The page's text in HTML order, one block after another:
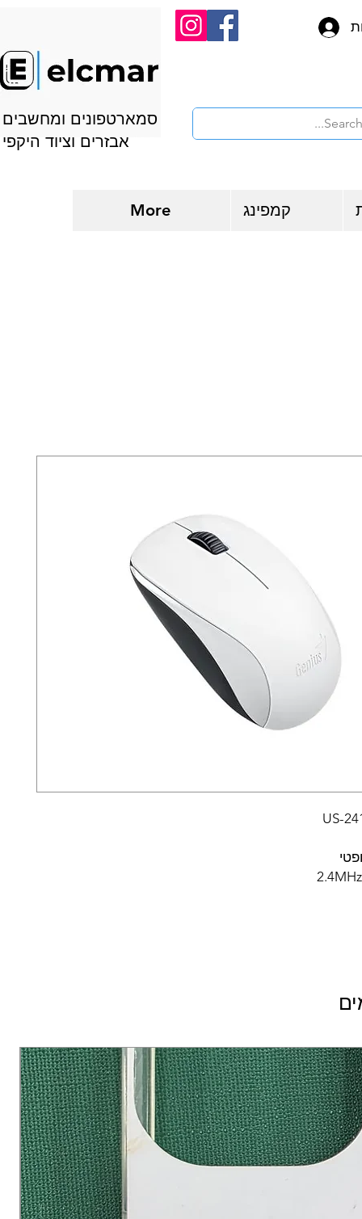
סמארטפונים ומחשבים
אבזרים וציוד היקפי
קמפינג More